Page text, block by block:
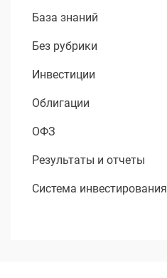
База знаний
Без рубрики
Инвестиции
Облигации
ОФЗ
Результаты и отчеты
Система инвестирования